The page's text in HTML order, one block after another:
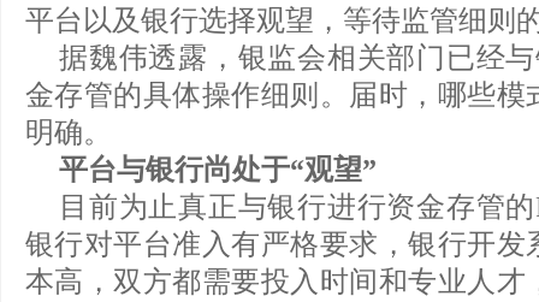
平台以及银行选择观望，等待监管细则
据魏伟透露，银监会相关部门已经
金存管的具体操作细则。届时，哪些模
明确。
平台与银行尚处于“观望”
目前为止真正与银行进行资金存管
银行对平台准入有严格要求，银行开发
本高，双方都需要投入时间和专业人才